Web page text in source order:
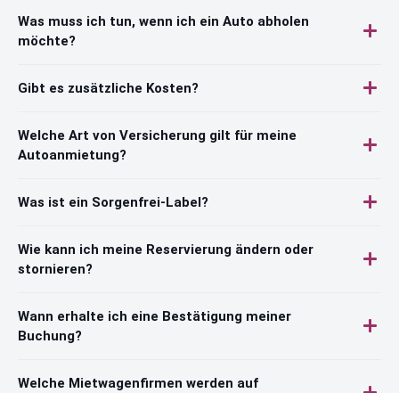
Was muss ich tun, wenn ich ein Auto abholen
möchte?
Gibt es zusätzliche Kosten?
Welche Art von Versicherung gilt für meine
Autoanmietung?
Was ist ein Sorgenfrei-Label?
Wie kann ich meine Reservierung ändern oder
stornieren?
Wann erhalte ich eine Bestätigung meiner
Buchung?
Welche Mietwagenfirmen werden auf